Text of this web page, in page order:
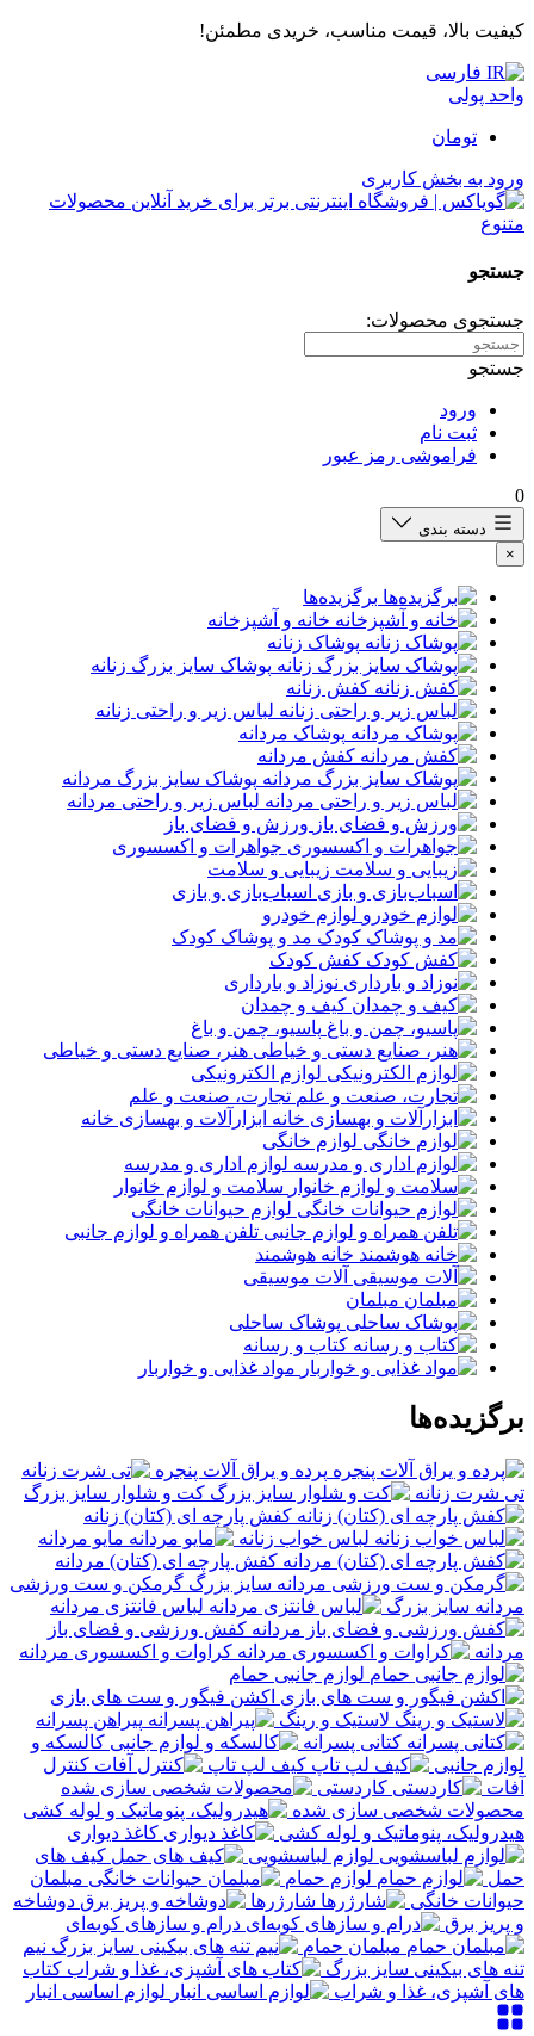
کیفیت بالا، قیمت مناسب، خریدی مطمئن!
فارسی
واحد پولی
تومان
ورود به بخش کاربری
جستجو
جستجوی محصولات:
جستجو
ورود
ثبت نام
فراموشی رمز عبور
0
دسته بندی
×
برگزیده‌ها
خانه و آشپزخانه
پوشاک زنانه
پوشاک سایز بزرگ زنانه
کفش زنانه
لباس زیر و راحتی زنانه
پوشاک مردانه
کفش مردانه
پوشاک سایز بزرگ مردانه
لباس زیر و راحتی مردانه
ورزش و فضای باز
جواهرات و اکسسوری
زیبایی و سلامت
اسباب‌بازی و بازی
لوازم خودرو
مد و پوشاک کودک
کفش کودک
نوزاد و بارداری
کیف و چمدان
پاسیو، چمن و باغ
هنر، صنایع دستی و خیاطی
لوازم الکترونیکی
تجارت، صنعت و علم
ابزارآلات و بهسازی خانه
لوازم خانگی
لوازم اداری و مدرسه
سلامت و لوازم خانوار
لوازم حیوانات خانگی
تلفن همراه و لوازم جانبی
خانه هوشمند
آلات موسیقی
مبلمان
پوشاک ساحلی
کتاب و رسانه
مواد غذایی و خواربار
برگزیده‌ها
پرده و یراق آلات پنجره
تی شرت زنانه
کت و شلوار سایز بزرگ
کفش پارچه ای (کتان) زنانه
لباس خواب زنانه
مایو مردانه
کفش پارچه ای (کتان) مردانه
گرمکن و ست ورزشی
مردانه سایز بزرگ
لباس فانتزی مردانه
کفش ورزشی و فضای باز
مردانه
کراوات و اکسسوری مردانه
لوازم جانبی حمام
اکشن فیگور و ست های بازی
لاستیک و رینگ
پیراهن پسرانه
کتانی پسرانه
کالسکه و
لوازم جانبی
کیف لپ تاپ
کنترل
آفات
کاردستی
محصولات شخصی سازی شده
هیدرولیک، پنوماتیک و لوله کشی
کاغذ دیواری
لوازم لباسشویی
کیف های
حمل
لوازم حمام
مبلمان
حیوانات خانگی
شارژرها
دوشاخه
و پریز برق
درام و سازهای کوبه‌ای
مبلمان حمام
نیم
تنه های بیکینی سایز بزرگ
کتاب
های آشپزی، غذا و شراب
لوازم اساسی انبار